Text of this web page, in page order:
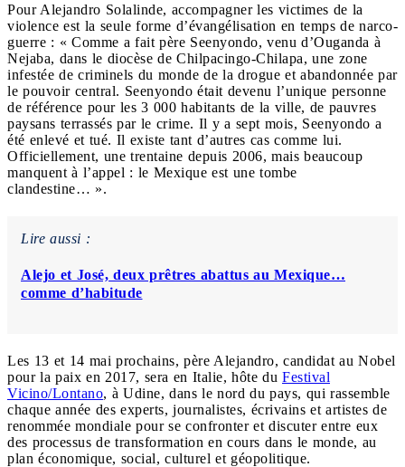
Pour Alejandro Solalinde, accompagner les victimes de la
violence est la seule forme d’évangélisation en temps de narco-
guerre : « Comme a fait père Seenyondo, venu d’Ouganda à
Nejaba, dans le diocèse de Chilpacingo-Chilapa, une zone
infestée de criminels du monde de la drogue et abandonnée par
le pouvoir central. Seenyondo était devenu l’unique personne
de référence pour les 3 000 habitants de la ville, de pauvres
paysans terrassés par le crime. Il y a sept mois, Seenyondo a
été enlevé et tué. Il existe tant d’autres cas comme lui.
Officiellement, une trentaine depuis 2006, mais beaucoup
manquent à l’appel : le Mexique est une tombe
clandestine… ».
Lire aussi :
Alejo et José, deux prêtres abattus au Mexique…
comme d’habitude
Les 13 et 14 mai prochains, père Alejandro, candidat au Nobel
pour la paix en 2017, sera en Italie, hôte du Festival
Vicino/Lontano, à Udine, dans le nord du pays, qui rassemble
chaque année des experts, journalistes, écrivains et artistes de
renommée mondiale pour se confronter et discuter entre eux
des processus de transformation en cours dans le monde, au
plan économique, social, culturel et géopolitique.